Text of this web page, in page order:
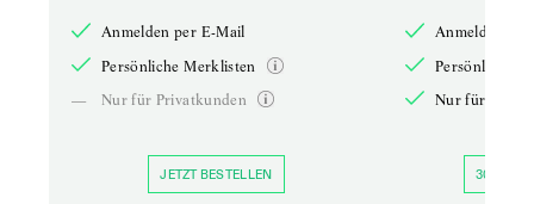
Anmelden per E-Mail
Persönliche Merklisten
—
Nur für Privatkunden
JETZT BESTELLEN
Anmelden
Persönliche
Nur für
30 TAGE